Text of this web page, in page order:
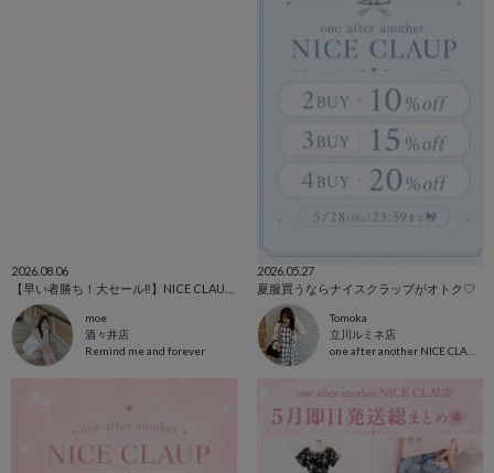
2026.08.06
moe
酒々井店
Remind me and forever
2026.05.27
夏服買うならナイスクラップがオトク♡
Tomoka
立川ルミネ店
one after another NICE CLAUP